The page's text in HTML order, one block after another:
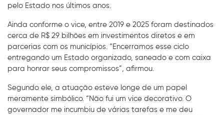
pelo Estado nos últimos anos.
Ainda conforme o vice, entre 2019 e 2025 foram destinados
cerca de R$ 29 bilhões em investimentos diretos e em
parcerias com os municípios. “Encerramos esse ciclo
entregando um Estado organizado, saneado e com caixa
para honrar seus compromissos”, afirmou.
Segundo ele, a atuação esteve longe de um papel
meramente simbólico. “Não fui um vice decorativo. O
governador me incumbiu de várias tarefas e me deu